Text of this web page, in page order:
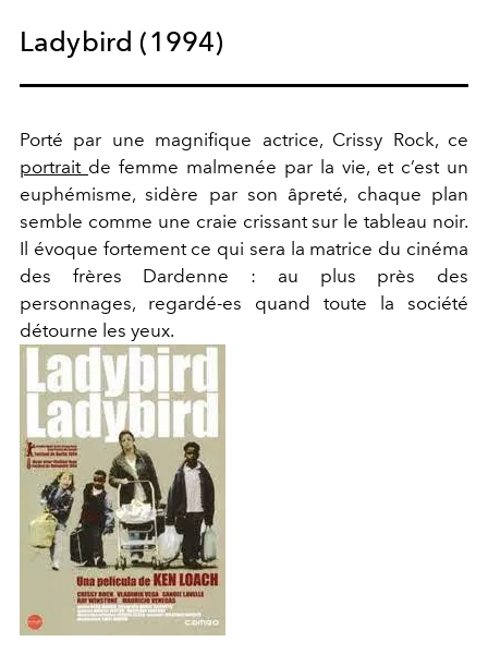
Ladybird (1994)
Porté par une magnifique actrice, Crissy Rock, ce
portrait de femme malmenée par la vie, et c’est un
euphémisme, sidère par son âpreté, chaque plan
semble comme une craie crissant sur le tableau noir.
Il évoque fortement ce qui sera la matrice du cinéma
des frères Dardenne : au plus près des
personnages, regardé-es quand toute la société
détourne les yeux.